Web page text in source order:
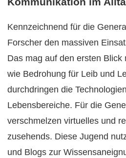
Kennzeichnend für die
Forscher den massiven
Das mag auf den ersten Blick
wie Bedrohung für Leib und
durchdringen die
Lebensbereiche. Für die
verschmelzen virtuelles und
zusehends. Diese Jugend
und Blogs zur